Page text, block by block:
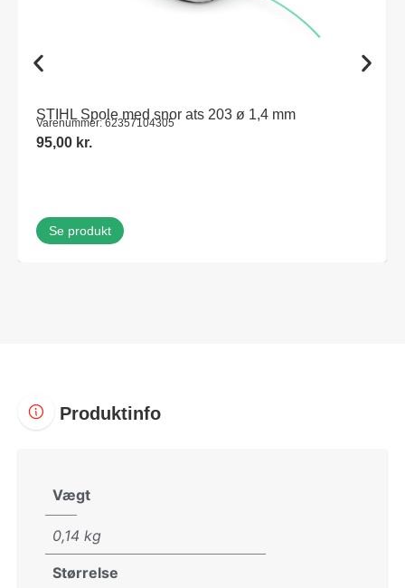
STIHL Spole med snor ats 203 ø 1,4 mm
Varenummer: 62357104305
95,00 kr.
Se produkt
Produktinfo
Vægt
0,14 kg
Størrelse